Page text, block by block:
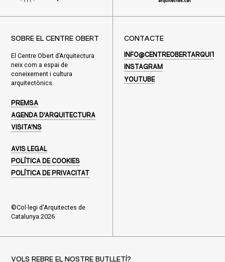
SOBRE EL CENTRE OBERT
El Centre Obert d’Arquitectura
neix com a espai de
coneixement i cultura
arquitectònics.
PREMSA
AGENDA D'ARQUITECTURA
VISITA'NS
AVIS LEGAL
POLÍTICA DE COOKIES
POLÍTICA DE PRIVACITAT
©Col·legi d'Arquitectes de
Catalunya 2026
CONTACTE
INSTAGRAM
YOUTUBE
VOLS REBRE EL NOSTRE BUTLLETÍ?